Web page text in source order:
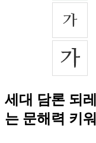
세대 담론 되
는 문해력 키